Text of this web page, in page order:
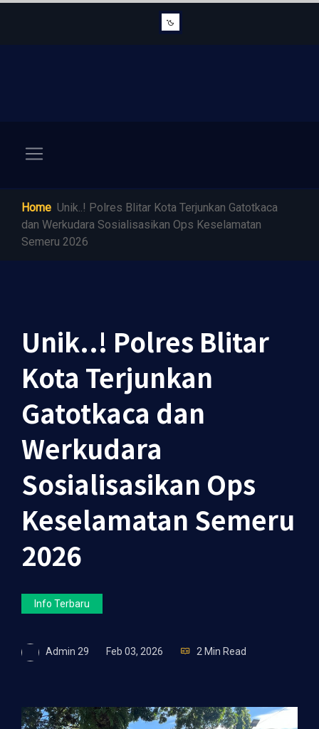
Home Unik..! Polres Blitar Kota Terjunkan Gatotkaca
dan Werkudara Sosialisasikan Ops Keselamatan
Semeru 2026
Unik..! Polres Blitar
Kota Terjunkan
Gatotkaca dan
Werkudara
Sosialisasikan Ops
Keselamatan Semeru
2026
Info Terbaru
Admin 29 Feb 03, 2026 2 Min Read